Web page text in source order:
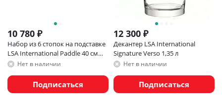
10 780 ₽
Набор из 6 стопок на подставке
LSA International Paddle 40 см
цветное стекло
Нет в наличии
Подписаться
12 300 ₽
Декантер LSA International
Signature Verso 1,35 л
Нет в наличии
Подписаться